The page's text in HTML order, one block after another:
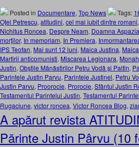
Posted in Documentare, Top News Tags:
Oţel Petrescu, atitudini, cel mai iubit dintre romani,
Nichitus Roncea, Despre Neam, Doamna
morţilor, In memoriam, In Premiera,
IPS Teofan, Mai sunt 12 luni, Maica Justina,
Martirii anticomunisti, Miscarea Legionara,
Justin, Obştile Mănăstirilor Petru Vodă şi Paltin,
Parintele Justin Parvu, Parintele Justinel, Petru
Justin Parvu, Proorocie, Prorocie, Sfântul Justin
Testamentul Parintelui Justin, Testamentul
Rugaciune, victor roncea, Victor Roncea Blog,
A apărut revista
Părinte Justin Pârvu (10